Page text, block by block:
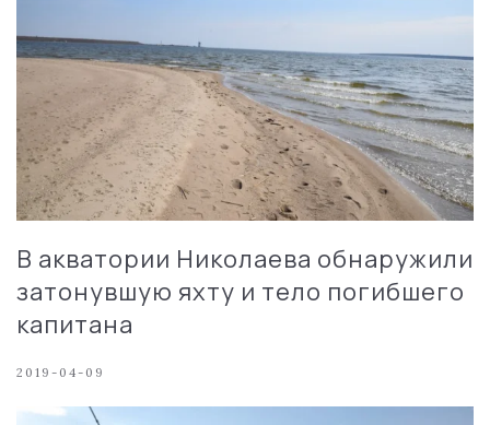
В акватории Николаева обнаружили
затонувшую яхту и тело погибшего
капитана
2019-04-09